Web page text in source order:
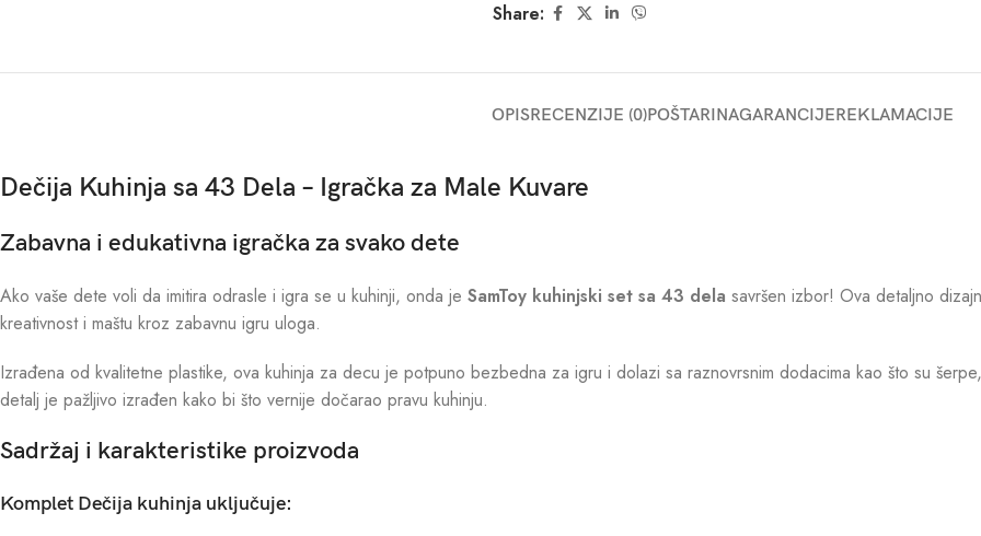
Share:
OPISRECENZIJE (0)POŠTARINAGARANCIJEREKLAMACIJE
Dečija Kuhinja sa 43 Dela – Igračka za Male Kuvare
Zabavna i edukativna igračka za svako dete
Ako vaše dete voli da imitira odrasle i igra se u kuhinji, onda je SamToy kuhinjski set sa 43 dela savršen izbor! Ova detaljno
kreativnost i maštu kroz zabavnu igru uloga.
Izrađena od kvalitetne plastike, ova kuhinja za decu je potpuno bezbedna za igru i dolazi sa raznovrsnim dodacima kao što su
detalj je pažljivo izrađen kako bi što vernije dočarao pravu kuhinju.
Sadržaj i karakteristike proizvoda
Komplet Dečija kuhinja uključuje: